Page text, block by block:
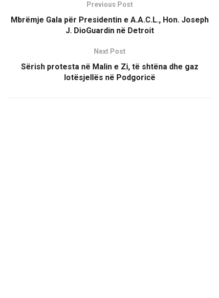
Previous Post
Mbrëmje Gala për Presidentin e A.A.C.L., Hon. Joseph
J. DioGuardin në Detroit
Next Post
Sërish protesta në Malin e Zi, të shtëna dhe gaz
lotësjellës në Podgoricë